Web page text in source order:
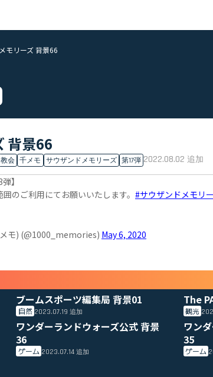
モリーズ 背景66
背景66
教会 千メモ サウザンドメモリーズ 第17弾 2022.08.02追加
】
のご利用にてお願いいたします。 #サウザンドメモリ
モ) (@1000_memories) May 6, 2020
ブームスポーツ編集局 背景01
自然 2023.07.19 追加
The
観光
ワンダーランドウォーズ公式 背景
36
ゲーム 2023.07.14 追加
ワン
35
ゲーム